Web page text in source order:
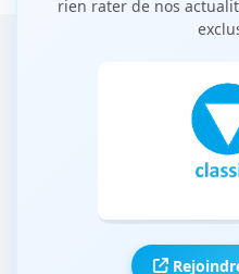
rien rater de nos